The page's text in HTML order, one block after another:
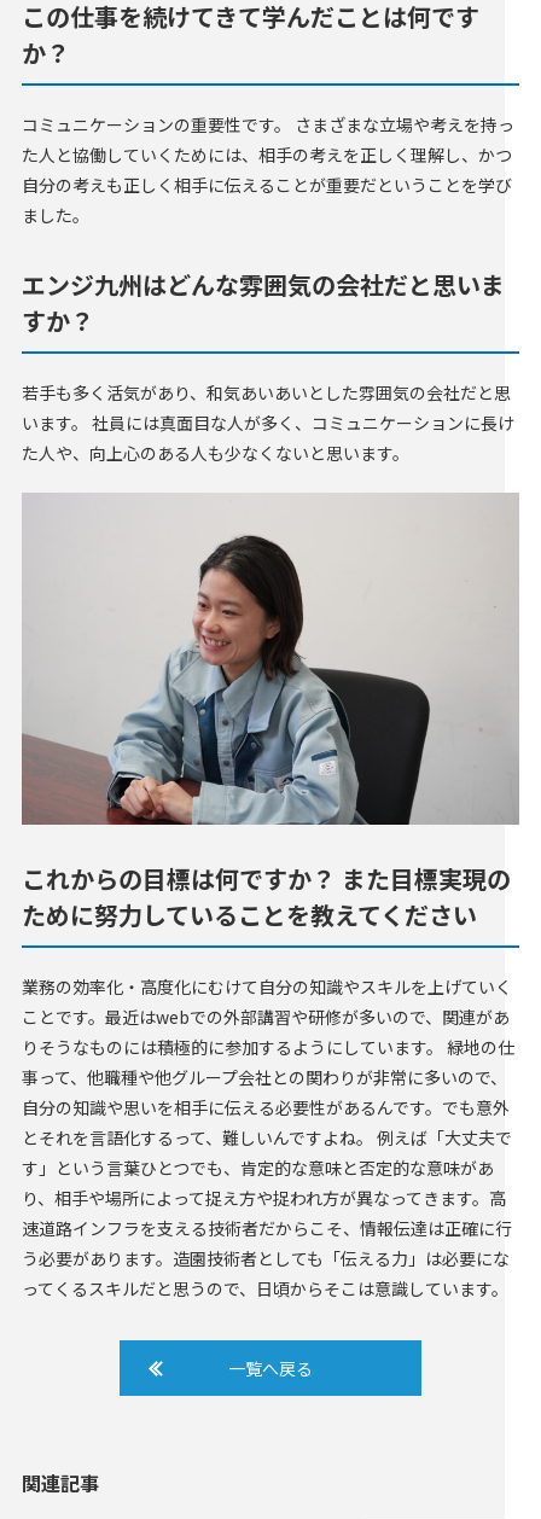
この仕事を続けてきて学んだことは何です
か？
コミュニケーションの重要性です。 さまざまな立場や考えを持っ
た人と協働していくためには、相手の考えを正しく理解し、かつ
自分の考えも正しく相手に伝えることが重要だということを学び
ました。
エンジ九州はどんな雰囲気の会社だと思いま
すか？
若手も多く活気があり、和気あいあいとした雰囲気の会社だと思
います。 社員には真面目な人が多く、コミュニケーションに長け
た人や、向上心のある人も少なくないと思います。
これからの目標は何ですか？ また目標実現の
ために努力していることを教えてください
業務の効率化・高度化にむけて自分の知識やスキルを上げていく
ことです。最近はwebでの外部講習や研修が多いので、関連があ
りそうなものには積極的に参加するようにしています。 緑地の仕
事って、他職種や他グループ会社との関わりが非常に多いので、
自分の知識や思いを相手に伝える必要性があるんです。でも意外
とそれを言語化するって、難しいんですよね。 例えば「大丈夫で
す」という言葉ひとつでも、肯定的な意味と否定的な意味があ
り、相手や場所によって捉え方や捉われ方が異なってきます。高
速道路インフラを支える技術者だからこそ、情報伝達は正確に行
う必要があります。造園技術者としても「伝える力」は必要にな
ってくるスキルだと思うので、日頃からそこは意識しています。
一覧へ戻る
関連記事